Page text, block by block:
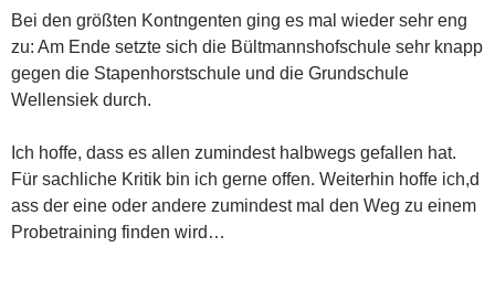
Bei den größten Kontngenten ging es mal wieder sehr eng
zu: Am Ende setzte sich die Bültmannshofschule sehr knapp
gegen die Stapenhorstschule und die Grundschule
Wellensiek durch.
Ich hoffe, dass es allen zumindest halbwegs gefallen hat.
Für sachliche Kritik bin ich gerne offen. Weiterhin hoffe ich,d
ass der eine oder andere zumindest mal den Weg zu einem
Probetraining finden wird…